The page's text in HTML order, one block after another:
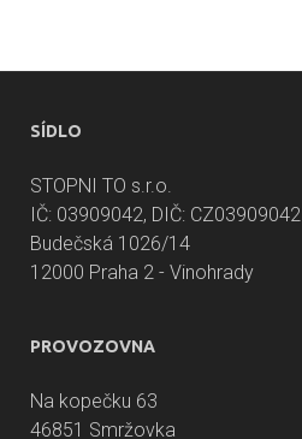
SÍDLO
STOPNI TO s.r.o.
IČ: 03909042, DIČ: CZ03909042
Budečská 1026/14
12000 Praha 2 - Vinohrady
PROVOZOVNA
Na kopečku 63
46851 Smržovka